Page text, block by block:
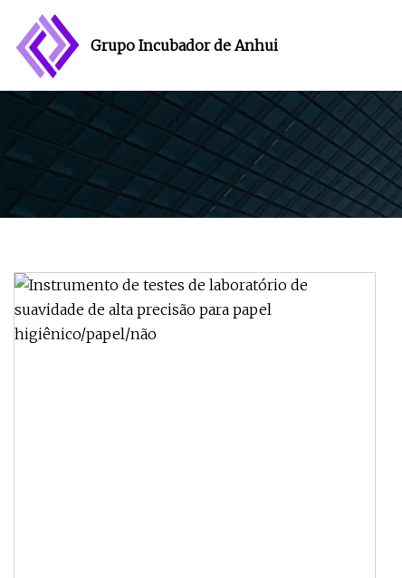
Grupo Incubador de Anhui